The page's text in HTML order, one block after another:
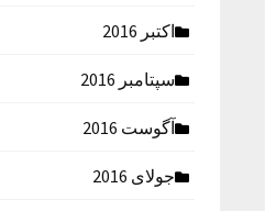
اکتبر 2016
سپتامبر 2016
آگوست 2016
جولای 2016